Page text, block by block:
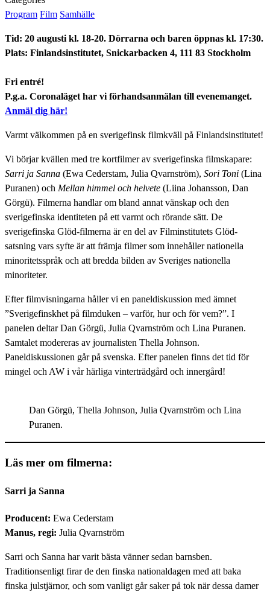
Program Film Samhälle
Tid: 20 augusti kl. 18-20. Dörrarna och baren öppnas kl. 17:30.
Plats: Finlandsinstitutet, Snickarbacken 4, 111 83 Stockholm
Fri entré!
P.g.a. Coronaläget har vi förhandsanmälan till evenemanget.
Anmäl dig här!
Varmt välkommen på en sverigefinsk filmkväll på Finlandsinstitutet!
Vi börjar kvällen med tre kortfilmer av sverigefinska filmskapare:
Sarri ja Sanna (Ewa Cederstam, Julia Qvarnström), Sori Toni (Lina
Puranen) och Mellan himmel och helvete (Liina Johansson, Dan
Görgü). Filmerna handlar om bland annat vänskap och den
sverigefinska identiteten på ett varmt och rörande sätt. De
sverigefinska Glöd-filmerna är en del av Filminstitutets Glöd-
satsning vars syfte är att främja filmer som innehåller nationella
minoritetsspråk och att bredda bilden av Sveriges nationella
minoriteter.
Efter filmvisningarna håller vi en paneldiskussion med ämnet
”Sverigefinskhet på filmduken – varför, hur och för vem?”. I
panelen deltar Dan Görgü, Julia Qvarnström och Lina Puranen.
Samtalet modereras av journalisten Thella Johnson.
Paneldiskussionen går på svenska. Efter panelen finns det tid för
mingel och AW i vår härliga vinterträdgård och innergård!
Dan Görgü, Thella Johnson, Julia Qvarnström och Lina
Puranen.
Läs mer om filmerna:
Sarri ja Sanna
Producent: Ewa Cederstam
Manus, regi: Julia Qvarnström
Sarri och Sanna har varit bästa vänner sedan barnsben.
Traditionsenligt firar de den finska nationaldagen med att baka
finska julstjärnor, och som vanligt går saker på tok när dessa damer